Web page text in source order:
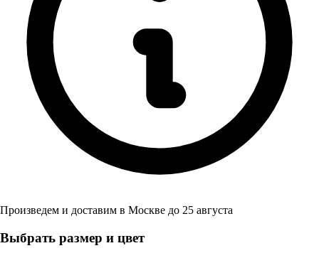
Произведем и доставим в Москве до 25 августа
Выбрать размер и цвет